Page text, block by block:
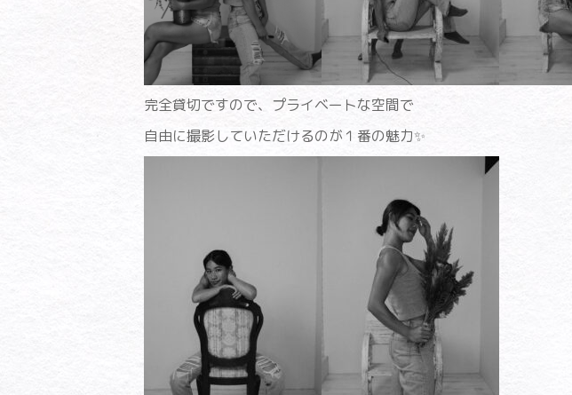
完全貸切ですので、プライベートな空間で
自由に撮影していただけるのが１番の魅力✨